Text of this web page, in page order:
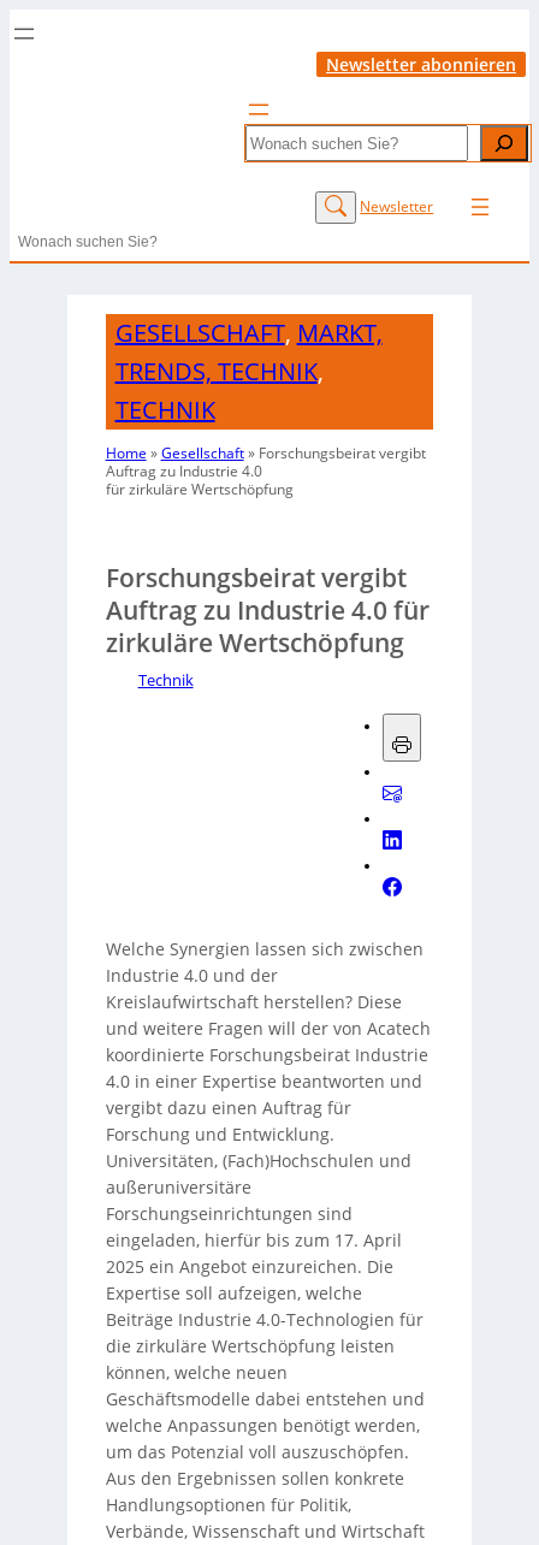
Newsletter abonnieren
Search
Newsletter
Search
GESELLSCHAFT, MARKT,
TRENDS, TECHNIK,
TECHNIK
Home »Gesellschaft» Forschungsbeirat vergibt
Auftrag zu Industrie 4.0
für zirkuläre Wertschöpfung
Forschungsbeirat vergibt
Auftrag zu Industrie 4.0 für
zirkuläre Wertschöpfung
Technik
Welche Synergien lassen sich zwischen
Industrie 4.0 und der
Kreislaufwirtschaft herstellen? Diese
und weitere Fragen will der von Acatech
koordinierte Forschungsbeirat Industrie
4.0 in einer Expertise beantworten und
vergibt dazu einen Auftrag für
Forschung und Entwicklung.
Universitäten, (Fach)Hochschulen und
außeruniversitäre
Forschungseinrichtungen sind
eingeladen, hierfür bis zum 17. April
2025 ein Angebot einzureichen. Die
Expertise soll aufzeigen, welche
Beiträge Industrie 4.0-Technologien für
die zirkuläre Wertschöpfung leisten
können, welche neuen
Geschäftsmodelle dabei entstehen und
welche Anpassungen benötigt werden,
um das Potenzial voll auszuschöpfen.
Aus den Ergebnissen sollen konkrete
Handlungsoptionen für Politik,
Verbände, Wissenschaft und Wirtschaft